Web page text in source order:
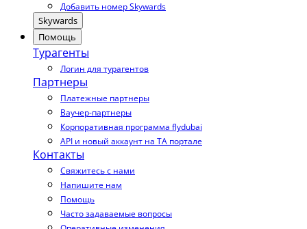
Добавить номер Skywards
Skywards
Помощь
Турагенты
Логин для турагентов
Партнеры
Платежные партнеры
Ваучер-партнеры
Корпоративная программа flydubai
API и новый аккаунт на TA портале
Контакты
Свяжитесь с нами
Напишите нам
Помощь
Часто задаваемые вопросы